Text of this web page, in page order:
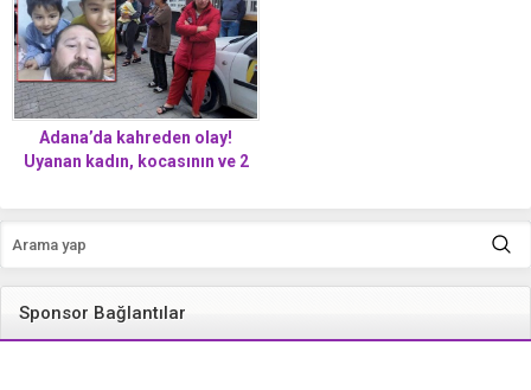
Adana’da kahreden olay!
Uyanan kadın, kocasının ve 2
Sponsor Bağlantılar